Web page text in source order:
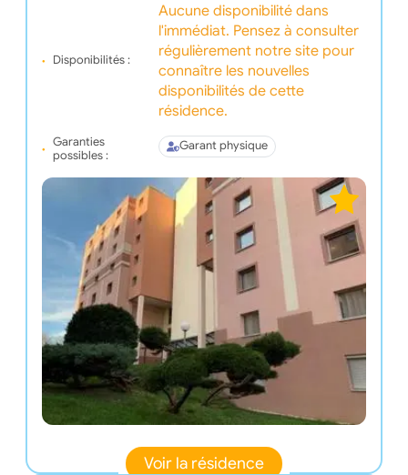
Disponibilités :
Aucune disponibilité dans
l'immédiat. Pensez à consulter
régulièrement notre site pour
connaître les nouvelles
disponibilités de cette
résidence.
Garanties
possibles :
Garant physique
Voir la résidence